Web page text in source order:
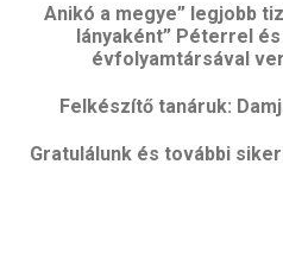
Anikó a megye” legjobb
lányaként” Péterrel
évfolyamtársával
Felkészítő tanáruk:
Gratulálunk és további